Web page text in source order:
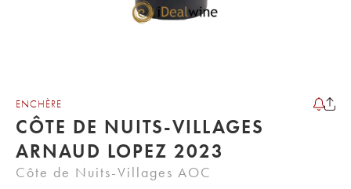
ENCHÈRE
CÔTE DE NUITS-VILLAGES
ARNAUD LOPEZ 2023
Côte de Nuits-Villages AOC